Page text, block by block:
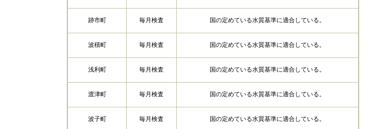
跡市町 毎月検査 国の定めている水質基準に適合している。
波積町 毎月検査 国の定めている水質基準に適合している。
浅利町 毎月検査 国の定めている水質基準に適合している。
渡津町 毎月検査 国の定めている水質基準に適合している。
波子町 毎月検査 国の定めている水質基準に適合している。